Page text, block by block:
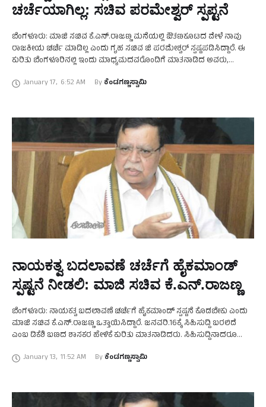
ಚರ್ಚೆಯಾಗಿಲ್ಲ: ಸಚಿವ ಪರಮೇಶ್ವರ್‌ ಸ್ಪಪ್ಟನೆ
ಬೆಂಗಳೂರು: ಮಾಜಿ ಸಚಿವ ಕೆ.ಎನ್.ರಾಜಣ್ಣ ಮನೆಯಲ್ಲಿ ಔತಣಕೂಟದ ವೇಳೆ ನಾವು
ರಾಜಕೀಯ ಚರ್ಚೆ ಮಾಡಿಲ್ಲ ಎಂದು ಗೃಹ ಸಚಿವ ಜಿ ಪರಮೇಶ್ವರ್‌ ಸ್ಪಷ್ಟಪಡಿಸಿದ್ದಾರೆ. ಈ
ಕುರಿತು ಬೆಂಗಳೂರಿನಲ್ಲಿ ಇಂದು ಮಾಧ್ಯಮದವರೊಂದಿಗೆ ಮಾತನಾಡಿದ ಅವರು,
January 17, 6:52 AM By ಕೆಂಡಗಣ್ಣಸ್ವಾಮಿ
ನಾಯಕತ್ವ ಬದಲಾವಣೆ ಚರ್ಚೆಗೆ ಹೈಕಮಾಂಡ್‌
ಸ್ಪಷ್ಟನೆ ನೀಡಲಿ: ಮಾಜಿ ಸಚಿವ ಕೆ.ಎನ್.ರಾಜಣ್ಣ
ಬೆಂಗಳೂರು: ನಾಯಕತ್ವ ಬದಲಾವಣೆ ಚರ್ಚೆಗೆ ಹೈಕಮಾಂಡ್‌ ಸ್ಪಷ್ಟನೆ ಕೊಡಬೇಕು ಎಂದು
ಮಾಜಿ ಸಚಿವ ಕೆ.ಎನ್.ರಾಜಣ್ಣ ಒತ್ತಾಯಿಸಿದ್ದಾರೆ. ಜನವರಿ.16ಕ್ಕೆ ಸಿಹಿಸುದ್ದಿ ಬರಲಿದೆ
ಎಂಬ ಡಿಕೆಶಿ ಬಣದ ಶಾಸಕರ ಹೇಳಿಕೆ ಕುರಿತು ಮಾತನಾಡಿದರು. ಸಿಹಿಸುದ್ದಿನಾದರೂ
January 13, 11:52 AM By ಕೆಂಡಗಣ್ಣಸ್ವಾಮಿ